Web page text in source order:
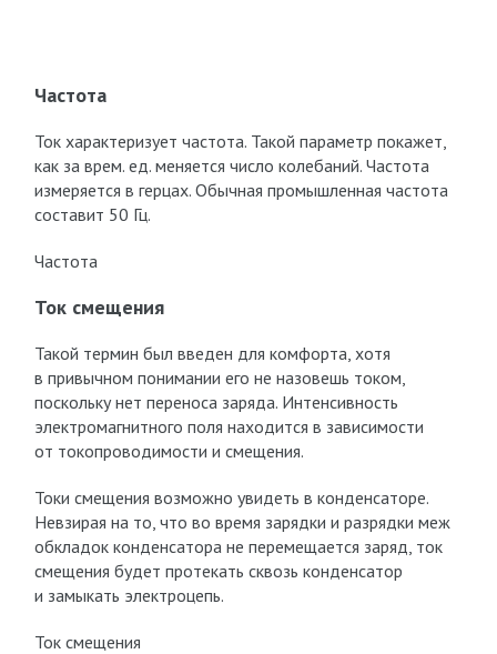
Частота
Ток характеризует частота. Такой параметр покажет,
как за врем. ед. меняется число колебаний. Частота
измеряется в герцах. Обычная промышленная частота
составит 50 Гц.
Частота
Ток смещения
Такой термин был введен для комфорта, хотя
в привычном понимании его не назовешь током,
поскольку нет переноса заряда. Интенсивность
электромагнитного поля находится в зависимости
от токопроводимости и смещения.
Токи смещения возможно увидеть в конденсаторе.
Невзирая на то, что во время зарядки и разрядки меж
обкладок конденсатора не перемещается заряд, ток
смещения будет протекать сквозь конденсатор
и замыкать электроцепь.
Ток смещения